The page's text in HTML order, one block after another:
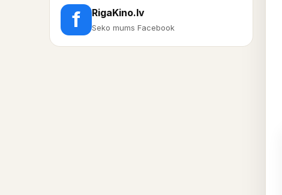
f RigaKino.lv
Seko mums Facebook